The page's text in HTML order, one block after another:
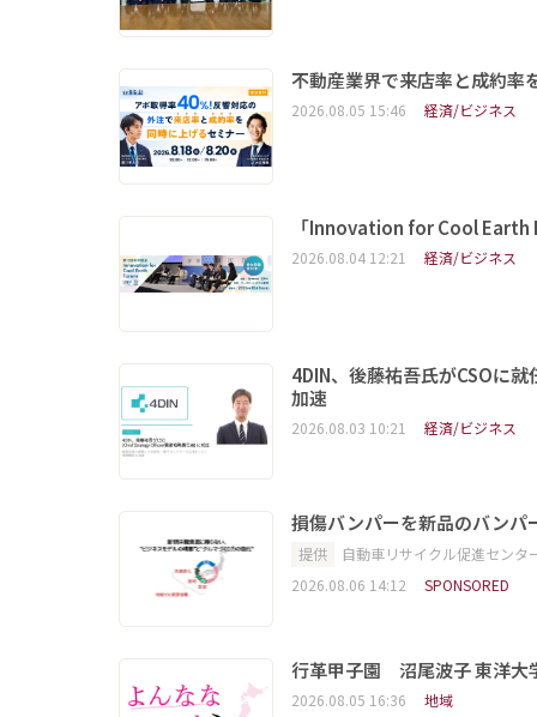
不動産業界で来店率と成約
2026.08.05 15:46 経済/ビジネス
「Innovation for Cool Earth
2026.08.04 12:21 経済/ビジネス
4DIN、後藤祐吾氏がCSOに
加速
2026.08.03 10:21 経済/ビジネス
損傷バンパーを新品のバン
提供
自動車リサイクル促進センタ
2026.08.06 14:12
SPONSORED
行革甲子園 沼尾波子 東洋
2026.08.05 16:36 地域